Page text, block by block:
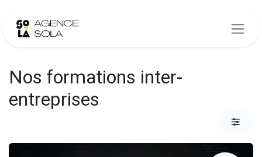
Nos formations inter-
entreprises